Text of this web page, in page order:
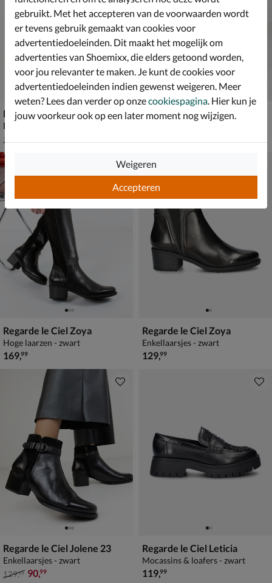
Regarde le Ciel Zoya
Enkellaarsjes - bruin
van € 129,99 voor € 90,99
129
Regarde le Ciel Moira
Regarde le Ciel Zoya
Hoge laarzen - zwart
€ 169,99
169,99
Regarde le Ciel Zoya
Enkellaarsjes - zwart
€ 129,99
129,99
Regarde le Ciel Jolene 23
Enkellaarsjes - zwart
van € 129,99 voor € 90,99
129,99 90,99
Regarde le Ciel Leticia
Mocassins & loafers - zwart
€ 119,99
119,99
gebruikt. Met het accepteren van de voorwaarden wordt
er tevens gebruik gemaakt van cookies voor
advertentiedoeleinden. Dit maakt het mogelijk om
advertenties van Shoemixx, die elders getoond worden,
voor jou relevanter te maken. Je kunt de cookies voor
advertentiedoeleinden indien gewenst weigeren. Meer
weten? Lees dan verder op onzecookiespagina. Hier kun je
jouw voorkeur ook op een later moment nog wijzigen.
Accepteren
Weigeren